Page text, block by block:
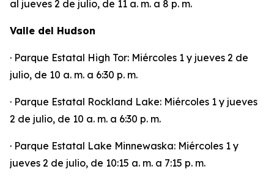
al jueves 2 de julio, de 11 a. m. a 8 p. m.
Valle del Hudson
· Parque Estatal High Tor: Miércoles 1 y jueves 2 de
julio, de 10 a. m. a 6:30 p. m.
· Parque Estatal Rockland Lake: Miércoles 1 y jueves
2 de julio, de 10 a. m. a 6:30 p. m.
· Parque Estatal Lake Minnewaska: Miércoles 1 y
jueves 2 de julio, de 10:15 a. m. a 7:15 p. m.